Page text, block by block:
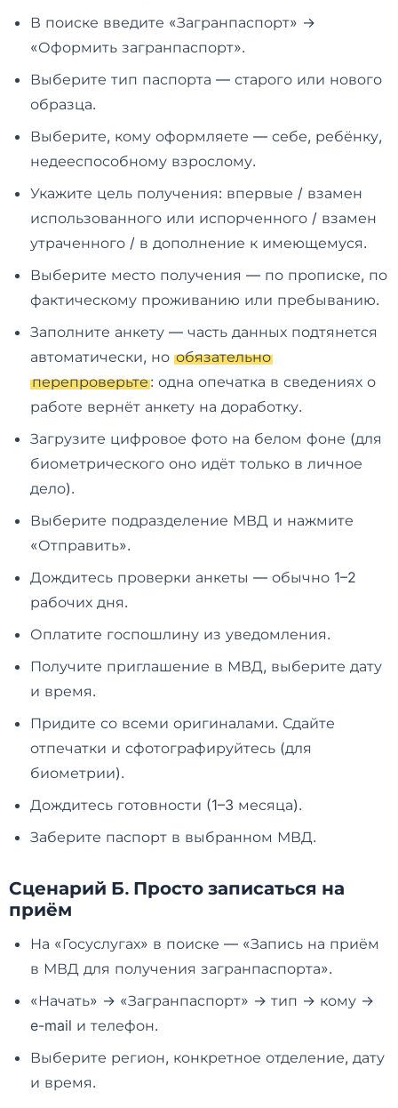
В поиске введите «Загранпаспорт» →
«Оформить загранпаспорт».
Выберите тип паспорта — старого или нового
образца.
Выберите, кому оформляете — себе, ребёнку,
недееспособному взрослому.
Укажите цель получения: впервые / взамен
использованного или испорченного / взамен
утраченного / в дополнение к имеющемуся.
Выберите место получения — по прописке, по
фактическому проживанию или пребыванию.
Заполните анкету — часть данных подтянется
автоматически, но обязательно
перепроверьте: одна опечатка в сведениях о
работе вернёт анкету на доработку.
Загрузите цифровое фото на белом фоне (для
биометрического оно идёт только в личное
дело).
Выберите подразделение МВД и нажмите
«Отправить».
Дождитесь проверки анкеты — обычно 1–2
рабочих дня.
Оплатите госпошлину из уведомления.
Получите приглашение в МВД, выберите дату
и время.
Придите со всеми оригиналами. Сдайте
отпечатки и сфотографируйтесь (для
биометрии).
Дождитесь готовности (1–3 месяца).
Заберите паспорт в выбранном МВД.
Сценарий Б. Просто записаться на
приём
На «Госуслугах» в поиске — «Запись на приём
в МВД для получения загранпаспорта».
«Начать» → «Загранпаспорт» → тип → кому →
e-mail и телефон.
Выберите регион, конкретное отделение, дату
и время.